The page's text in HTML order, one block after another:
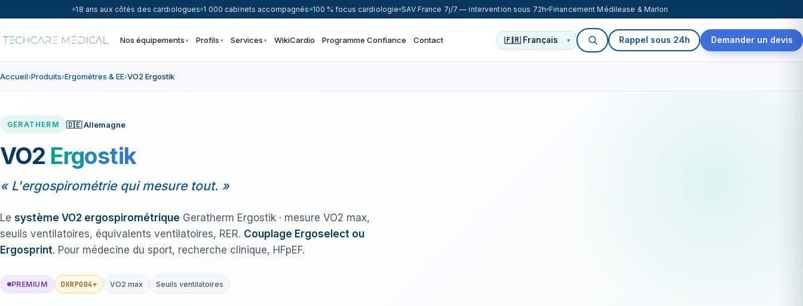
18 ans aux côtés des cardiologues 1 000 cabinets accompagnés 100 % focus cardiologie SAV France 7j/7 — intervention sous 72h Financement Médilease & Marlon
Nos équipements Profils Services WikiCardio Programme Confiance Contact Rappel sous 24h Demander un devis
Accueil›Produits›Ergomètres & EE›VO2 Ergostik
GERATHERM 🇩🇪 Allemagne
VO2 Ergostik
« L'ergospirométrie qui mesure tout. »
Le système VO2 ergospirométrique Geratherm Ergostik · mesure VO2 max,
seuils ventilatoires, équivalents ventilatoires, RER. Couplage Ergoselect ou
Ergosprint. Pour médecine du sport, recherche clinique, HFpEF.
PREMIUM DKRP004+ VO2 max Seuils ventilatoires